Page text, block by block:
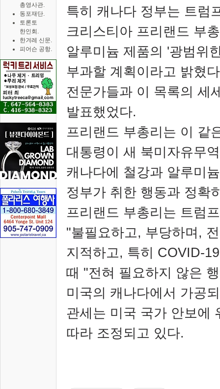
총영사관.
동포재단.
토론토
한인회.
한겨레 신문.
피어슨 공항.
특히 캐나다 정부는 트럼
크리스티아 프리랜드 부
알루미늄 제품의 '광범위
부과할 계획이라고 밝혔다
전문가들과 이 목록의 세
발표했었다.
프리랜드 부총리는 이 같
대통령이 새 북미자유무
캐나다에 철강과 알루미
정부가 취한 행동과 정확
프리랜드 부총리는 트럼
"불필요하고, 부당하며,
지적하고, 특히 COVID-
때 "전혀 필요하지 않은
미국의 캐나다에서 가공
관세는 미국 국가 안보에
따라 조정되고 있다.